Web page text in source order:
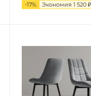
-17% Экономия 1 520 ₽